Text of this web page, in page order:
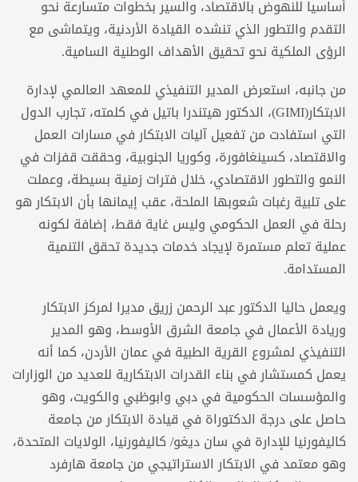
أساسيا للنهوض بالاقتصاد، والسير بخطوات متسارعة نحو
التقدم والتطور الذي تنشده القيادة الأردنية، ويتماشى مع
الرؤى الملكية نحو تحقيق الأهداف الوطنية السامية.
من جانبه، استعرض المدير التنفيذي للمعهد العالمي لإدارة
الابتكار(GIMI)، الدكتور هيتندرا باتيل في كلمته، تجارب الدول
التي استفادت من تفعيل آليات الابتكار في مسارات العمل
والاقتصاد، كسينغافورة، وكوريا الجنوبية، وحققت قفزات في
النمو والتطور الاقتصادي، خلال فترات زمنية بسيطة، وعملت
على تلبية رغبات شعوبها الملحة، عقب إيمانها بأن الابتكار هو
رحلة في العمل الحكومي وليس غاية فقط، إضافة لكونه
عملية تعلم مستمرة لإيجاد خدمات جديدة تحقق التنمية
المستدامة.
ويعمل حاليا الدكتور عبد الرحمن زريق مديرا لمركز الابتكار
وريادة الأعمال في جامعة الشرق الأوسط، وهو المدير
التنفيذي لمشروع القرية الطبية في عمان الأردن، كما أنه
يعمل كمستشار في بناء القدرات الابتكارية للعديد من الوزارات
والمؤسسات الحكومية في دبي وابوظبي والكويت، وهو
حاصل على درجة الدكتوراة في قيادة الابتكار من جامعة
كاليفورنيا للإدارة في سان ديغو/ كاليفورنيا، الولايات المتحدة،
وهو معتمد في الابتكار الاستراتيجي من جامعة هارفرد